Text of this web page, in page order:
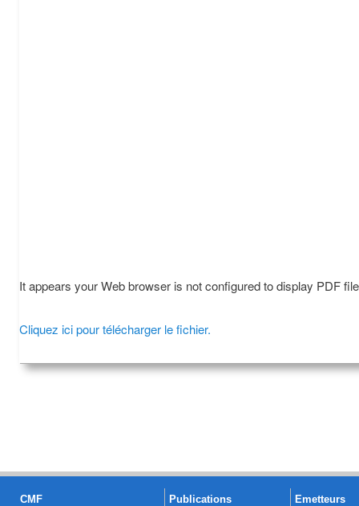
It appears your Web browser is not configured to display PDF
Cliquez ici pour télécharger le fichier.
CMF Publications Emetteurs